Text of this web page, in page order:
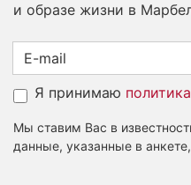
и образе жизни в
Я принимаю
Мы ставим Вас в
данные, указанные в анкете,